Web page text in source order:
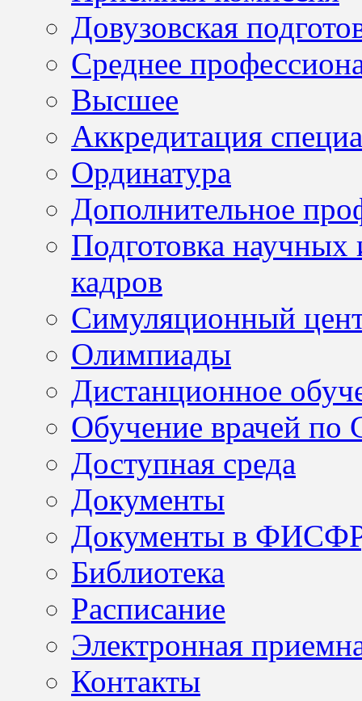
Довузовская
Среднее
Высшее
Аккредитация
Ординатура
Дополнительное
Подготовка научных
кадров
Симуляционный
Олимпиады
Дистанционное
Обучение врачей по
Доступная среда
Документы
Документы в
Библиотека
Расписание
Электронная
Контакты